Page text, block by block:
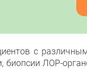
с
биопсии ЛОР-